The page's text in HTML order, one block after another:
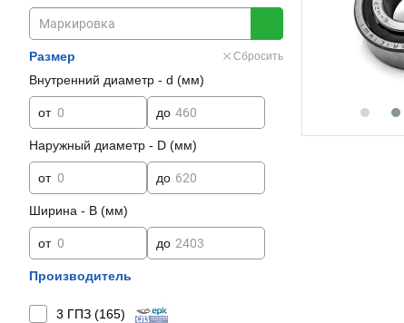
Размер Сбросить
Внутренний диаметр - d (мм)
от до
Наружный диаметр - D (мм)
от до
Ширина - B (мм)
от до
Производитель
3 ГПЗ (165)